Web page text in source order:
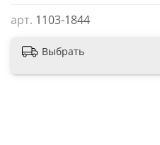
арт. 1103-1844
Выбрать